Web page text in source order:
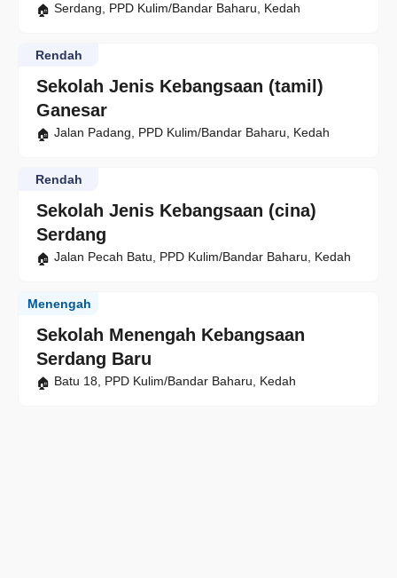
Serdang, PPD Kulim/Bandar Baharu, Kedah
Sekolah Jenis Kebangsaan (tamil)
Ganesar
Rendah
Jalan Padang, PPD Kulim/Bandar Baharu, Kedah
Sekolah Jenis Kebangsaan (cina)
Serdang
Rendah
Jalan Pecah Batu, PPD Kulim/Bandar Baharu, Kedah
Sekolah Menengah Kebangsaan
Serdang Baru
Menengah
Batu 18, PPD Kulim/Bandar Baharu, Kedah